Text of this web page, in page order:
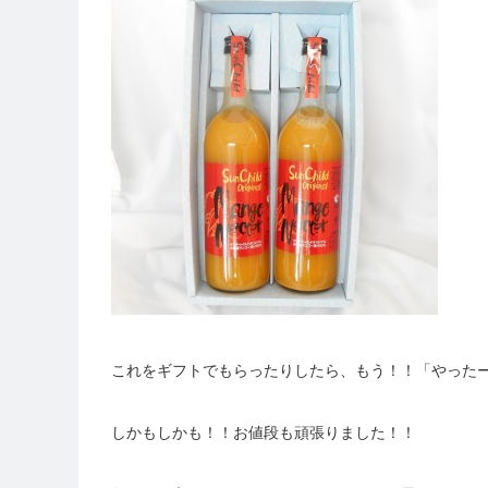
これをギフトでもらったりしたら、もう！！「やっ
しかもしかも！！お値段も頑張りました！！